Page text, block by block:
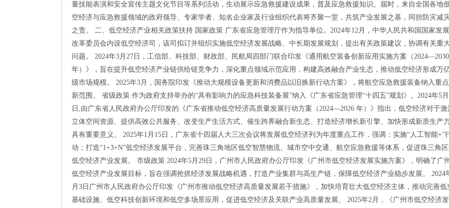
量技能表演和安全宣传主题文化节目等系列活动，生动展示应急救援建设成果，普及应急救援知识。届时，来自全国各地
空经济与应急救援领域的政府领导、专家学者、知名企业家及行业组织代表将齐聚一堂，共筑产业发展之基，同担防灾减
之责。 二、低空经济产业相关政策扶持 国家政策 广东省应急管理厅作为指导单位。2024年12月，中华人民共和国国家发
改革委员会内设低空经济司，该司拟订并组织实施低空经济发展战略、中长期发展规划，提出有关政策建议，协调有关重
问题。 2024年3月27日，工信部、科技部、财政部、民航局四部门联合印发《通用航空装备创新应用实施方案（2024—2030
年）》，旨在提升低空经济产业链供给链竞争力，深化重点领域示范应用，构建高效融合产业生态，推动低空经济形成万
级市场规模。 2025年3月，国务院印发《推动大规模设备更新和消费品以旧换新行动方案》，将航空应急救援装备纳入重
新范围。 省级政策 作为政府支持举办的“具有影响力的应急科技装备展”纳入《广东省应急管理“十四五”规划》。2024年5
日,由广东省人民政府办公厅印发的《广东省推动低空经济高质量发展行动方案（2024—2026 年）》指出，低空经济对于激
立体空间资源、提供高效公共服务、改变生产生活方式、催生跨界融合新生态、打造经济增长新引擎、加快形成新质生产力
具有重要意义。 2025年1月15日，广东省十四届人大三次会议将发展低空经济列为年度重点工作，强调：实施“人工智能+”
动；打造“1+3+N”低空经济发展平台，完善珠三角地区低空智慧物流、城市空中交通、航空应急救援等体系，促进珠三角
低空经济产业发展。 市级政策 2024年5月29日，广州市人民政府办公厅印发《广州市低空经济发展实施方案》，明确了广州
低空经济产业发展目标，旨在强调抢抓经济发展战略机遇，打造产业集群与高生产链，保障低空经济产业稳步发展。 2024
月3日广州市人民政府办公厅印发《广州市推动低空经济高质量发展若干措施》，加快培育壮大低空经济主体，推动完善低
基础设施、低空科技创新环境和低空多场景应用，促进低空经济及关联产业高质量发展。 2025年2月，《广州市低空经济